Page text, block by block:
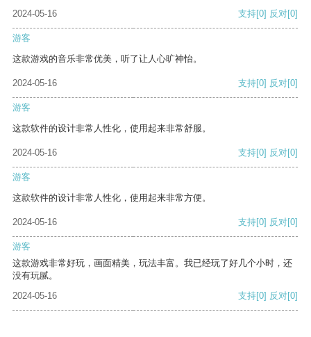
2024-05-16
支持[0] 反对[0]
游客
这款游戏的音乐非常优美，听了让人心旷神怡。
2024-05-16 支持[0] 反对[0]
游客
这款软件的设计非常人性化，使用起来非常舒服。
2024-05-16 支持[0] 反对[0]
游客
这款软件的设计非常人性化，使用起来非常方便。
2024-05-16 支持[0] 反对[0]
游客
这款游戏非常好玩，画面精美，玩法丰富。我已经玩了好几个小时，还
没有玩腻。
2024-05-16
支持[0] 反对[0]